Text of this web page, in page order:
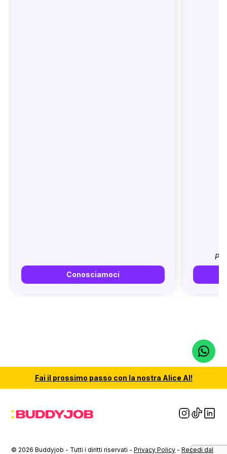
Conosciamoci
Fai il prossimo passo con la nostra Alice AI!
© 2026 Buddyjob - Tutti i diritti riservati - Privacy Policy - Recedi dal